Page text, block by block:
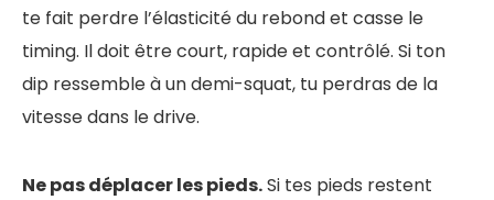
te fait perdre l’élasticité du rebond et casse le
timing. Il doit être court, rapide et contrôlé. Si ton
dip ressemble à un demi-squat, tu perdras de la
vitesse dans le drive.
Ne pas déplacer les pieds.Si tes pieds restent